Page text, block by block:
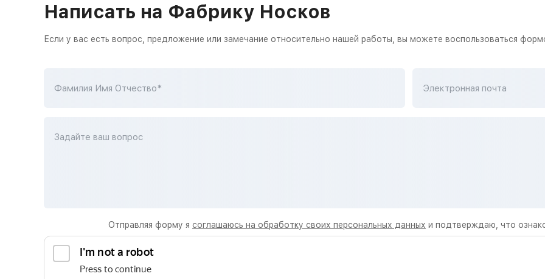
Написать на Фабрику Носков
Если у вас есть вопрос, предложение или замечание относительно нашей работы, вы можете воспользоваться
Фамилия Имя Отчество* Электронная почта
Задайте ваш вопрос
Отправляя форму я соглашаюсь на обработку своих персональных данных и подтверждаю, что